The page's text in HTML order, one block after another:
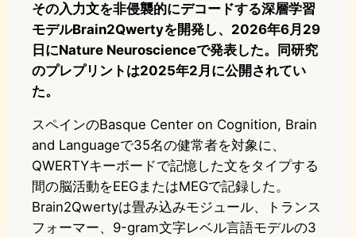
その入力文を非侵襲的にデコードする深層学習
モデルBrain2Qwertyを開発し、2026年6月29
日にNature Neuroscienceで発表した。同研究
のプレプリントは2025年2月に公開されてい
た。
スペインのBasque Center on Cognition, Brain
and Languageで35名の健常者を対象に、
QWERTYキーボードで記憶した文をタイプする
間の脳活動をEEGまたはMEGで記録した。
Brain2Qwertyは畳み込みモジュール、トランス
フォーマー、9-gram文字レベル言語モデルの3